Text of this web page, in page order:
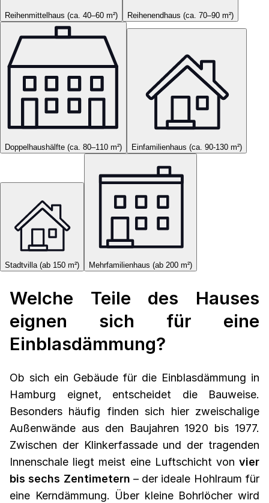
Reihenmittelhaus (ca. 40–60 m²) Reihenendhaus (ca. 70–90 m²)
Doppelhaushälfte (ca. 80–110 m²) Einfamilienhaus (ca. 90-130 m²)
Stadtvilla (ab 150 m²) Mehrfamilienhaus (ab 200 m²)
Welche Teile des Hauses
eignen sich für eine
Einblasdämmung?
Ob sich ein Gebäude für die Einblasdämmung in
Hamburg eignet, entscheidet die Bauweise.
Besonders häufig finden sich hier zweischalige
Außenwände aus den Baujahren 1920 bis 1977.
Zwischen der Klinkerfassade und der tragenden
Innenschale liegt meist eine Luftschicht von vier
bis sechs Zentimetern – der ideale Hohlraum für
eine Kerndämmung. Über kleine Bohrlöcher wird